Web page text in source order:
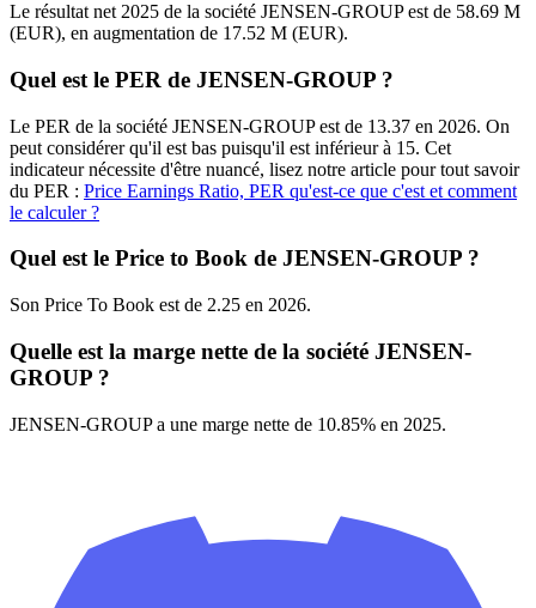
Le résultat net 2025 de la société JENSEN-GROUP est de 58.69 M
(EUR), en augmentation de 17.52 M (EUR).
Quel est le PER de JENSEN-GROUP ?
Le PER de la société JENSEN-GROUP est de 13.37 en 2026. On
peut considérer qu'il est bas puisqu'il est inférieur à 15. Cet
indicateur nécessite d'être nuancé, lisez notre article pour tout savoir
du PER : Price Earnings Ratio, PER qu'est-ce que c'est et comment
le calculer ?
Quel est le Price to Book de JENSEN-GROUP ?
Son Price To Book est de 2.25 en 2026.
Quelle est la marge nette de la société JENSEN-
GROUP ?
JENSEN-GROUP a une marge nette de 10.85% en 2025.